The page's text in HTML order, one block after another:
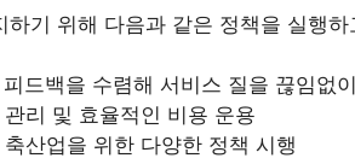
기 위해 다음과 같은 정책을 실행하
드백을 수렴해 서비스 질을 끊임없
리 및 효율적인 비용 운용
산업을 위한 다양한 정책 시행